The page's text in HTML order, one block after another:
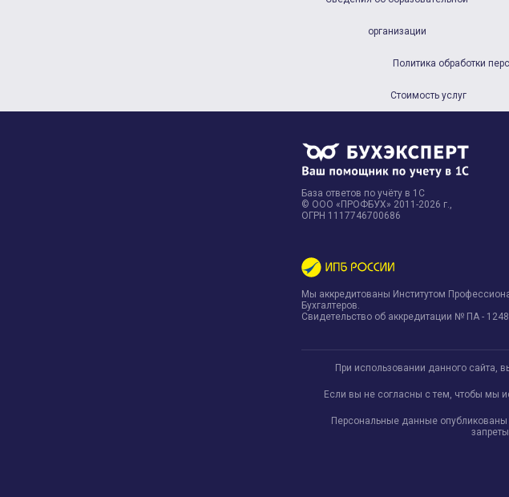
организации
Политика обработки
Стоимость услуг
База ответов по учёту в 1С
© ООО «ПРОФБУХ» 2011-2026 г.,
ОГРН 1117746700686
Мы аккредитованы Институтом
Бухгалтеров.
Свидетельство об аккредитации № ПА -
При использовании данного сайта,
Если вы не согласны с тем, чтобы мы
Персональные данные опубликованы